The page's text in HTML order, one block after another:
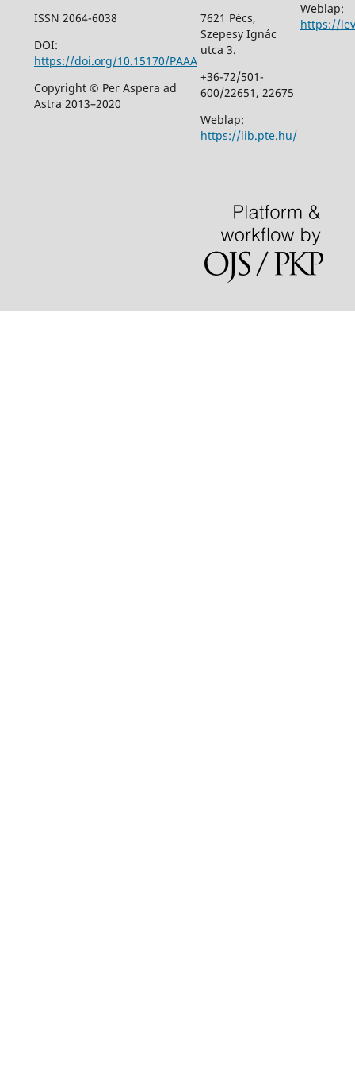
ISSN 2064-6038
DOI:
https://doi.org/10.15170/PAAA
Copyright © Per Aspera ad
Astra 2013–2020
7621 Pécs,
Szepesy Ignác
utca 3.
+36-72/501-
600/22651, 22675
Weblap:
https://lib.pte.hu/
Weblap:
https://